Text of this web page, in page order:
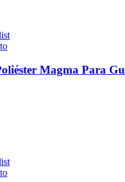
Magma Para